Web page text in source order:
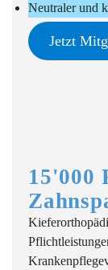
Neutraler und
Jetzt
15'000